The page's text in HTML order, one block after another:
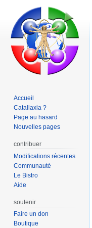
Accueil
Catallaxia ?
Page au hasard
Nouvelles pages
contribuer
Modifications récentes
Communauté
Le Bistro
Aide
soutenir
Faire un don
Boutique